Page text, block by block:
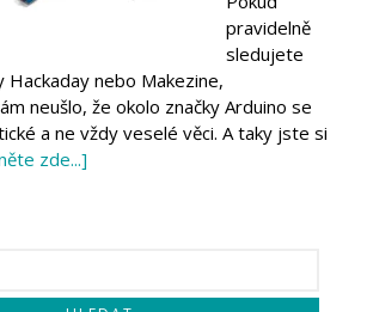
Makeblock
Koupit
pravidelně
sledujete
nebo Makezine,
neušlo, že okolo značky Arduino se
a ne vždy veselé věci. A taky jste si
zde...]